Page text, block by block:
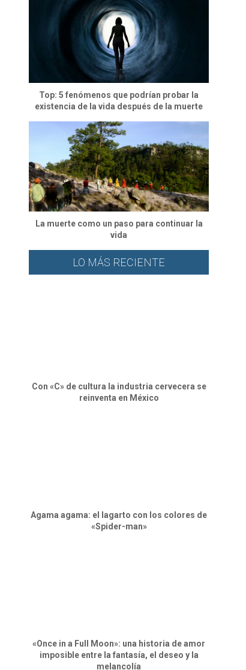
Top: 5 fenómenos que podrían probar la
existencia de la vida después de la muerte
La muerte como un paso para continuar la
vida
LO MÁS RECIENTE
Con «C» de cultura la industria cervecera se
reinventa en México
Agama agama: el lagarto con los colores de
«Spider-man»
«Once in a Full Moon»: una historia de amor
imposible entre la fantasía, el deseo y la
melancolía